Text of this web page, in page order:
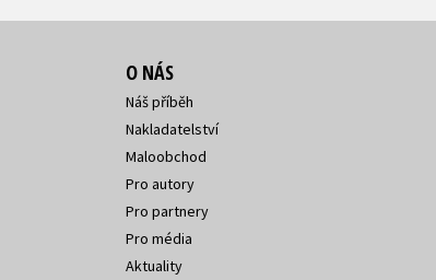
O NÁS
Náš příběh
Nakladatelství
Maloobchod
Pro autory
Pro partnery
Pro média
Aktuality